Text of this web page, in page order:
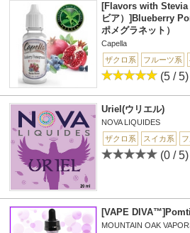
[Flavors with Stevia
ビア）]Blueberry
ポメグラネット）
Capella
ザクロ系
フルーツ系
(5 / 5)
Uriel(ウリエル)
NOVA LIQUIDES
ザクロ系
スイカ系
(0 / 5)
[VAPE
MOUNTAIN OAK